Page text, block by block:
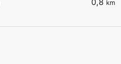
0,8 km